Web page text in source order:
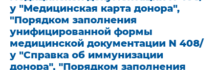
у "Медицинская карта донора",
"Порядком заполнения
унифицированной формы
медицинской документации N 408/
у "Справка об иммунизации
донора", "Порядком заполнения